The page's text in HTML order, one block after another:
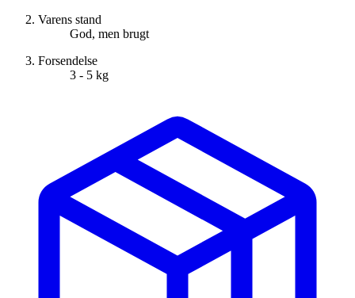
Varens stand
God, men brugt
Forsendelse
3 - 5 kg